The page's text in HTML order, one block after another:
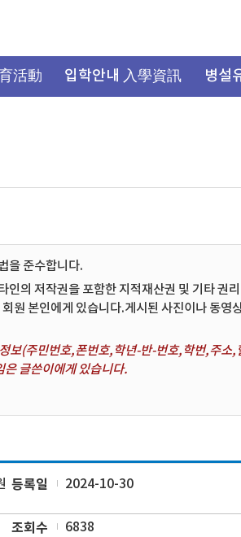
活動 입학안내 入學資訊 병설
을 준수합니다.
의 저작권을 포함한 지적재산권 및 기타 권
원 본인에게 있습니다.게시된 사진이나 동영
보(주민번호,폰번호,학년-반-번호,학번,주소,
은 글쓴이에게 있습니다.
등록일 2024-10-30
조회수 6838